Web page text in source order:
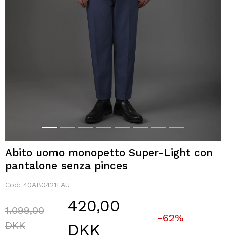
Abito uomo monopetto Super-Light con
pantalone senza pinces
Cod: 40AB0421FAU
Price reduced from
1.099,00
DKKto
420,00
DKK
-62%